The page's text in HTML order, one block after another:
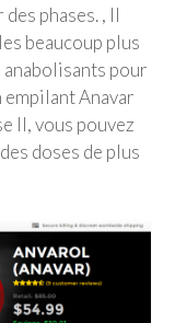
phases. , Il
beaucoup plus
pour
Anavar
II, vous pouvez
doses de plus